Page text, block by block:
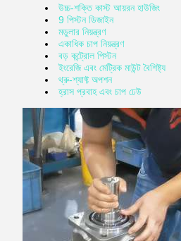
উচ্চ-শক্তি কাস্ট আয়রন হাউজিং
9 পিস্টন ডিজাইন
মডুলার নিয়ন্ত্রণ
একাধিক চাপ নিয়ন্ত্রণ
বড় কন্ট্রোল পিস্টন
ইংরেজি এবং মেট্রিক মাউন্ট বৈশিষ্ট্য
থ্রু-শ্যাফ্ট অপশন
হ্রাস প্রবাহ এবং চাপ ঢেউ